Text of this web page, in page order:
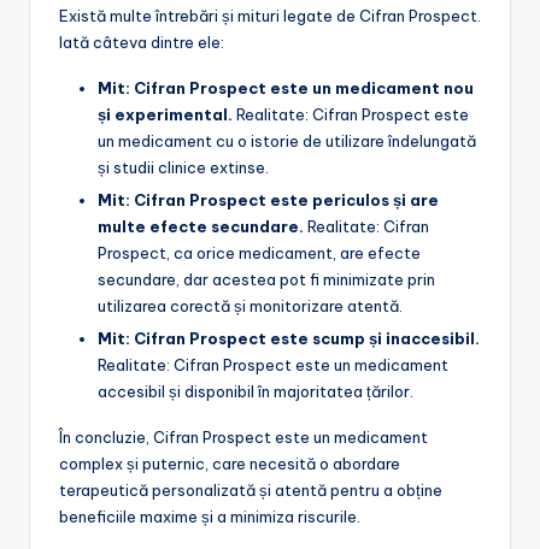
Există multe întrebări și mituri legate de Cifran Prospect.
Iată câteva dintre ele:
Mit: Cifran Prospect este un medicament nou
și experimental. Realitate: Cifran Prospect este
un medicament cu o istorie de utilizare îndelungată
și studii clinice extinse.
Mit: Cifran Prospect este periculos și are
multe efecte secundare. Realitate: Cifran
Prospect, ca orice medicament, are efecte
secundare, dar acestea pot fi minimizate prin
utilizarea corectă și monitorizare atentă.
Mit: Cifran Prospect este scump și inaccesibil.
Realitate: Cifran Prospect este un medicament
accesibil și disponibil în majoritatea țărilor.
În concluzie, Cifran Prospect este un medicament
complex și puternic, care necesită o abordare
terapeutică personalizată și atentă pentru a obține
beneficiile maxime și a minimiza riscurile.